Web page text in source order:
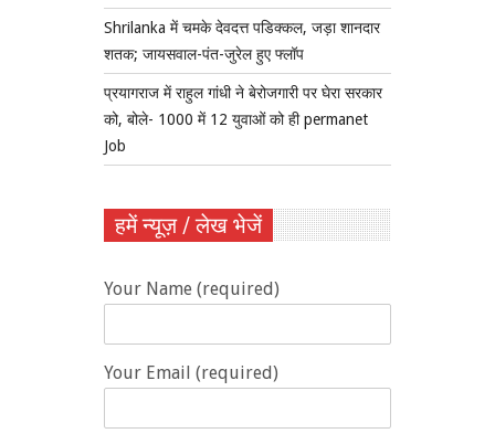
Shrilanka में चमके देवदत्त पडिक्कल, जड़ा शानदार
शतक; जायसवाल-पंत-जुरेल हुए फ्लॉप
प्रयागराज में राहुल गांधी ने बेरोजगारी पर घेरा सरकार
को, बोले- 1000 में 12 युवाओं को ही permanet
Job
हमें न्यूज़ / लेख भेजें
Your Name (required)
Your Email (required)